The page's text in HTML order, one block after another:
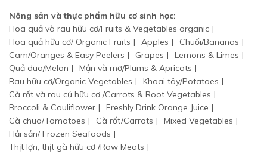
Nông sản và thực phẩm hữu cơ sinh học:
Hoa quả và rau hữu cơ/Fruits & Vegetables organic
Hoa quả hữu cơ/ Organic Fruits
Apples
Chuối/Bananas
Cam/Oranges & Easy Peelers
Grapes
Lemons & Limes
Quả dua/Melon
Mận và mơ/Plums & Apricots
Rau hữu cơ/Organic Vegetables
Khoai tây/Potatoes
Cà rốt và rau củ hữu cơ /Carrots & Root Vegetables
Broccoli & Cauliflower
Freshly Drink Orange Juice
Cà chua/Tomatoes
Cà rốt/Carrots
Mixed Vegetables
Hải sản/ Frozen Seafoods
Thịt lợn, thịt gà hữu cơ /Raw Meats